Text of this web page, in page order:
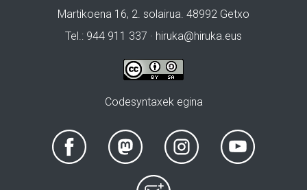
Martikoena 16, 2. solairua. 48992 Getxo
Tel.: 944 911 337 · hiruka@hiruka.eus
Codesyntaxek egina